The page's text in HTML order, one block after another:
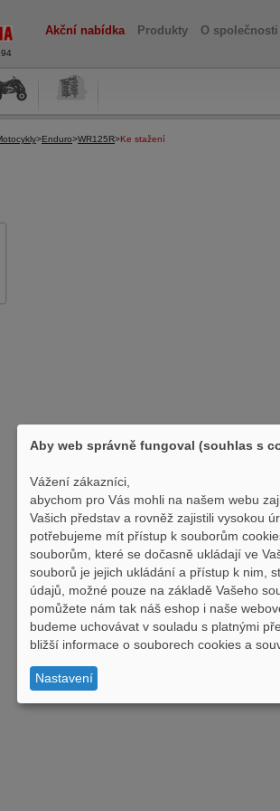
Akční nabídka Produkty O společnosti
>Enduro>WR125R>Ke stažení
Aby web správně fungoval (souhlas s
Vážení zákazníci,
abychom pro Vás mohli na našem webu
Vašich představ a rovněž zajistili vysokou
potřebujeme mít přístup k souborům
souborům, které se dočasně ukládají ve
souborů je jejich ukládání a přístup k nim,
údajů, možné pouze na základě Vašeho
pomůžete nám tak náš eshop i naše
budeme uchovávat v souladu s platnými
bližší informace o souborech cookies a
Nastavení